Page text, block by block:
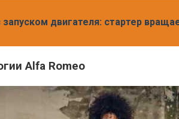
двигателя: стартер
Alfa Romeo